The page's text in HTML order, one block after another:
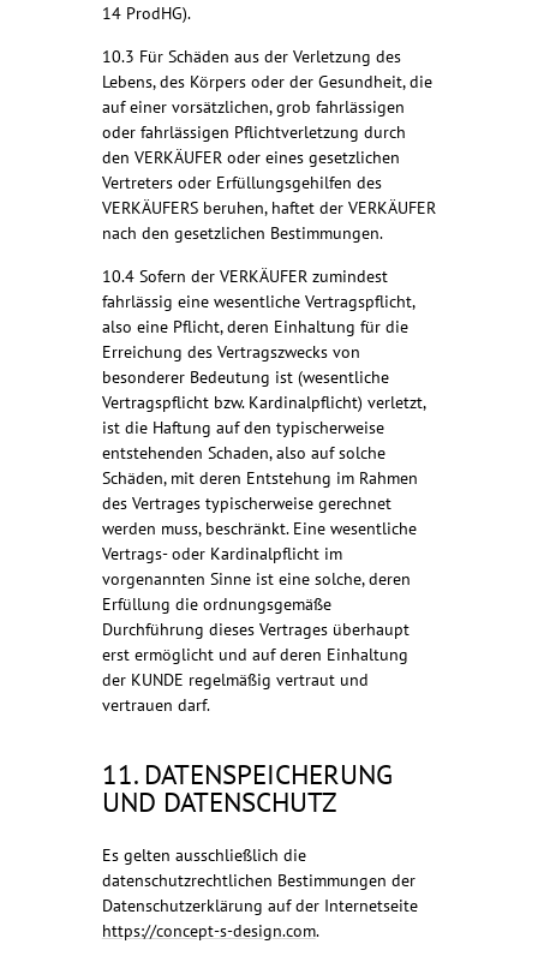
14 ProdHG).
10.3 Für Schäden aus der Verletzung des
Lebens, des Körpers oder der Gesundheit, die
auf einer vorsätzlichen, grob fahrlässigen
oder fahrlässigen Pflichtverletzung durch
den VERKÄUFER oder eines gesetzlichen
Vertreters oder Erfüllungsgehilfen des
VERKÄUFERS beruhen, haftet der VERKÄUFER
nach den gesetzlichen Bestimmungen.
10.4 Sofern der VERKÄUFER zumindest
fahrlässig eine wesentliche Vertragspflicht,
also eine Pflicht, deren Einhaltung für die
Erreichung des Vertragszwecks von
besonderer Bedeutung ist (wesentliche
Vertragspflicht bzw. Kardinalpflicht) verletzt,
ist die Haftung auf den typischerweise
entstehenden Schaden, also auf solche
Schäden, mit deren Entstehung im Rahmen
des Vertrages typischerweise gerechnet
werden muss, beschränkt. Eine wesentliche
Vertrags- oder Kardinalpflicht im
vorgenannten Sinne ist eine solche, deren
Erfüllung die ordnungsgemäße
Durchführung dieses Vertrages überhaupt
erst ermöglicht und auf deren Einhaltung
der KUNDE regelmäßig vertraut und
vertrauen darf.
11. DATENSPEICHERUNG
UND DATENSCHUTZ
Es gelten ausschließlich die
datenschutzrechtlichen Bestimmungen der
Datenschutzerklärung auf der Internetseite
https://concept-s-design.com.